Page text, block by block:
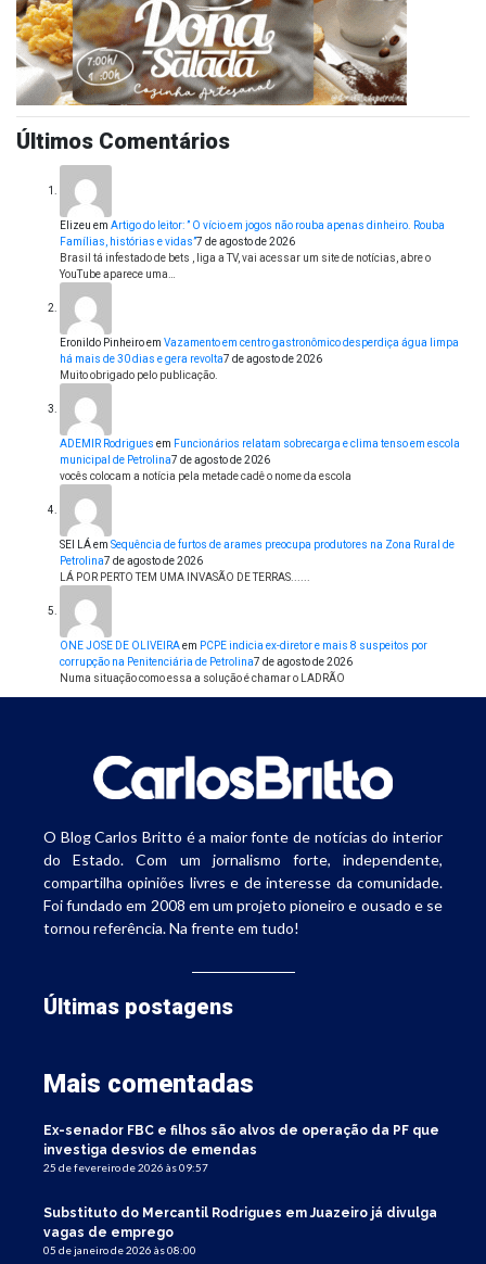
Últimos Comentários
Elizeu em Artigo do leitor: ” O vício em jogos não rouba apenas dinheiro. Rouba
Famílias, histórias e vidas”7 de agosto de 2026
Brasil tá infestado de bets , liga a TV, vai acessar um site de notícias, abre o
YouTube aparece uma…
Eronildo Pinheiroem Vazamento em centro gastronômico desperdiça água limpa
há mais de 30 dias e gera revolta7 de agosto de 2026
Muito obrigado pelo publicação.
ADEMIR Rodrigues em Funcionários relatam sobrecarga e clima tenso em escola
municipal de Petrolina7 de agosto de 2026
vocês colocam a notícia pela metade cadê o nome da escola
SEI LÁem Sequência de furtos de arames preocupa produtores na Zona Rural de
Petrolina7 de agosto de 2026
LÁ POR PERTO TEM UMA INVASÃO DE TERRAS......
ONE JOSE DE OLIVEIRAem PCPE indicia ex-diretor e mais 8 suspeitos por
corrupção na Penitenciária de Petrolina7 de agosto de 2026
Numa situação como essa a solução é chamar o LADRÃO
O Blog Carlos Britto é a maior fonte de notícias do interior
do Estado. Com um jornalismo forte, independente,
compartilha opiniões livres e de interesse da comunidade.
Foi fundado em 2008 em um projeto pioneiro e ousado e se
tornou referência. Na frente em tudo!
Últimas postagens
Mais comentadas
Ex-senador FBC e filhos são alvos de operação da PF que
investiga desvios de emendas
25 de fevereiro de 2026 às 09:57
Substituto do Mercantil Rodrigues em Juazeiro já divulga
vagas de emprego
05 de janeiro de 2026 às 08:00